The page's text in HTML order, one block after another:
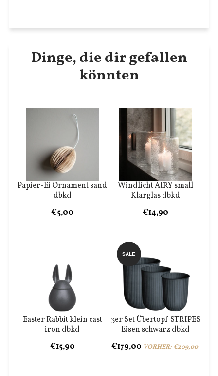
Dinge, die dir gefallen
könnten
Papier-Ei Ornament sand
dbkd
€5,00
Windlicht AIRY small
Klarglas dbkd
€14,90
Easter Rabbit klein cast
iron dbkd
€15,90
3er Set Übertopf STRIPES
Eisen schwarz dbkd
SALE
€179,00 VORHER: €209,00